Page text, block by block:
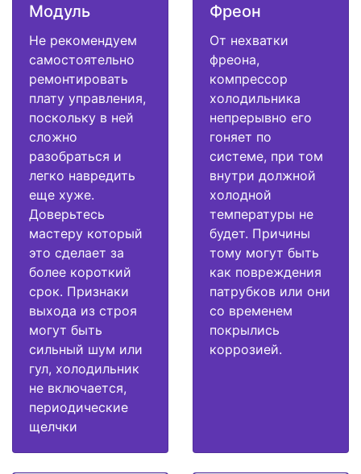
Модуль
Не рекомендуем
самостоятельно
ремонтировать
плату управления,
поскольку в ней
сложно
разобраться и
легко навредить
еще хуже.
Доверьтесь
мастеру который
это сделает за
более короткий
срок. Признаки
выхода из строя
могут быть
сильный шум или
гул, холодильник
не включается,
периодические
щелчки
Фреон
От нехватки
фреона,
компрессор
холодильника
непрерывно его
гоняет по
системе, при том
внутри должной
холодной
температуры не
будет. Причины
тому могут быть
как повреждения
патрубков или они
со временем
покрылись
коррозией.